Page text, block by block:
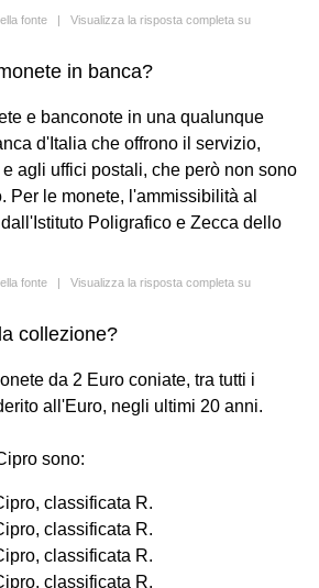
fonte | Visualizza la risposta completa su
in banca?
e banconote in una qualunque
d'Italia che offrono il servizio,
agli uffici postali, che però non sono
Per le monete, l'ammissibilità al
Poligrafico e Zecca dello
fonte | Visualizza la risposta completa su
collezione?
da 2 Euro coniate, tra tutti i
all'Euro, negli ultimi 20 anni.
sono:
classificata R.
classificata R.
classificata R.
classificata R.